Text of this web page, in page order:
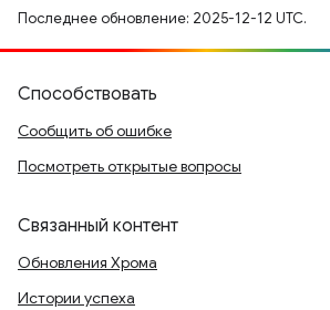
Последнее обновление: 2025-12-12 UTC.
Способствовать
Сообщить об ошибке
Посмотреть открытые вопросы
Связанный контент
Обновления Хрома
Истории успеха